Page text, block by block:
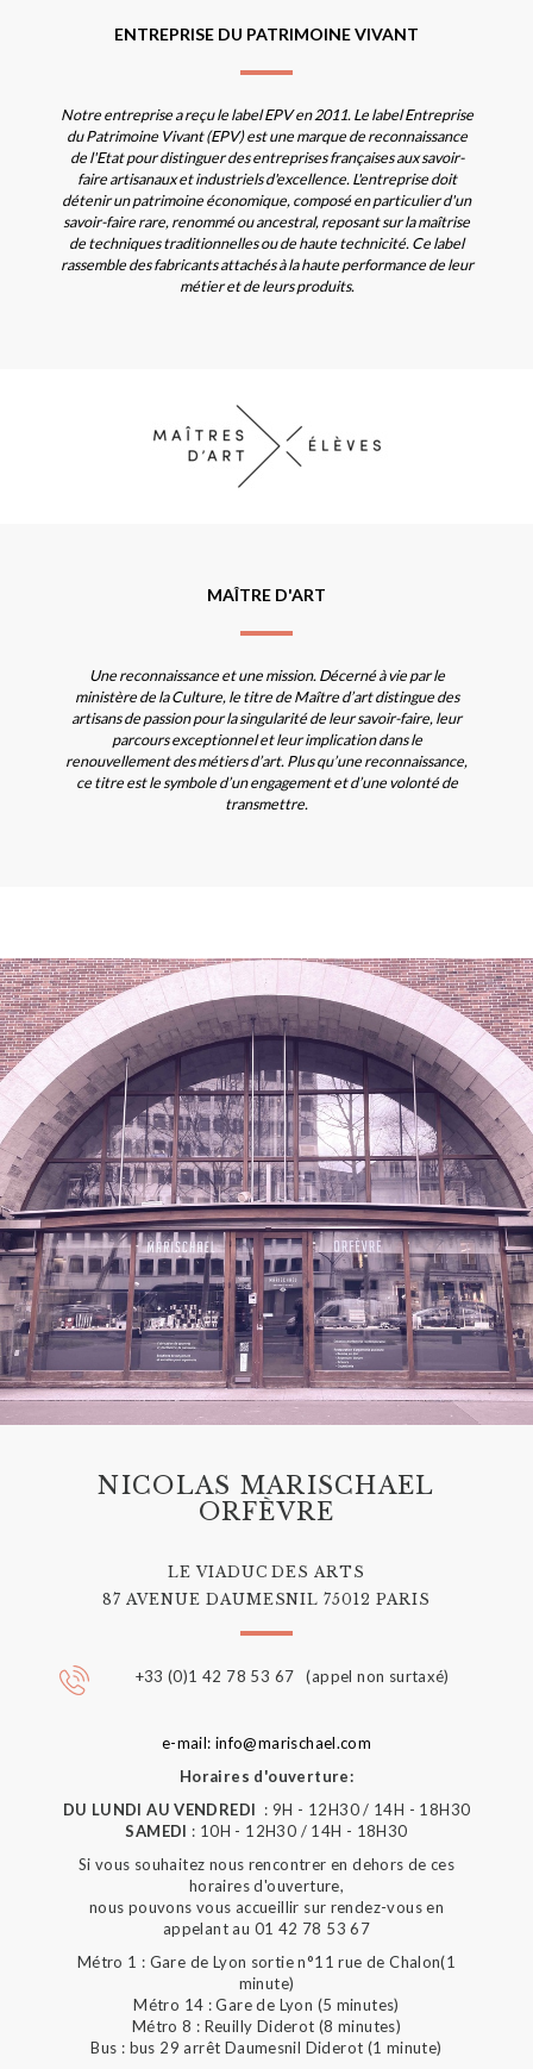
ENTREPRISE DU PATRIMOINE VIVANT
Notre entreprise a reçu le label EPV en 2011. Le label Entreprise
du Patrimoine Vivant (EPV) est une marque de reconnaissance
de l'Etat pour distinguer des entreprises françaises aux savoir-
faire artisanaux et industriels d'excellence. L'entreprise doit
détenir un patrimoine économique, composé en particulier d'un
savoir-faire rare, renommé ou ancestral, reposant sur la maîtrise
de techniques traditionnelles ou de haute technicité. Ce label
rassemble des fabricants attachés à la haute performance de leur
métier et de leurs produits.
MAÎTRE D'ART
Une reconnaissance et une mission. Décerné à vie par le
ministère de la Culture, le titre de Maître d’art distingue des
artisans de passion pour la singularité de leur savoir-faire, leur
parcours exceptionnel et leur implication dans le
renouvellement des métiers d’art. Plus qu’une reconnaissance,
ce titre est le symbole d’un engagement et d’une volonté de
transmettre.
NICOLAS MARISCHAEL
ORFÈVRE
LE VIADUC DES ARTS
87 AVENUE DAUMESNIL 75012 PARIS
+33 (0)1 42 78 53 67 (appel non surtaxé)
e-mail: info@marischael.com
Horaires d'ouverture:
DU LUNDI AU VENDREDI : 9H - 12H30 / 14H - 18H30
SAMEDI : 10H - 12H30 / 14H - 18H30
Si vous souhaitez nous rencontrer en dehors de ces
horaires d'ouverture,
nous pouvons vous accueillir sur rendez-vous en
appelant au 01 42 78 53 67
Métro 1 : Gare de Lyon sortie n°11 rue de Chalon(1
minute)
Métro 14 : Gare de Lyon (5 minutes)
Métro 8 : Reuilly Diderot (8 minutes)
Bus : bus 29 arrêt Daumesnil Diderot (1 minute)